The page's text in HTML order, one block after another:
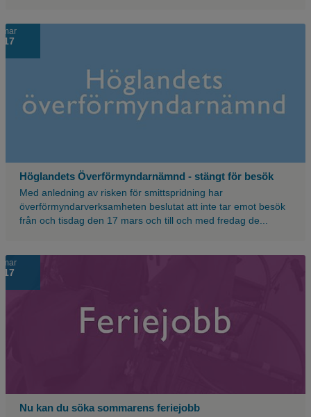
mar
17
Höglandets Överförmyndarnämnd - stängt för besök
Med anledning av risken för smittspridning har
överförmyndarverksamheten beslutat att inte tar emot besök
från och tisdag den 17 mars och till och med fredag de...
Ljusblå
bakgrund
med
överförmyndarnämnd.
mar
17
Nu kan du söka sommarens feriejobb
En
lila
bakgrund